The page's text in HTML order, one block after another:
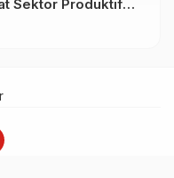
Sektor Produktif